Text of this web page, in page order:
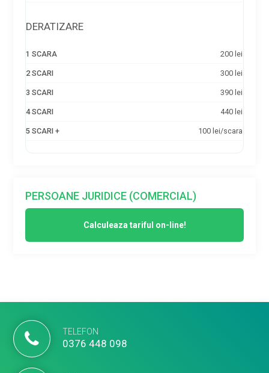
DERATIZARE
1
2
200 lei
300 lei
390 lei
440 lei
100 lei/scara
PERSOANE JURIDICE (COMERCIAL)
Calculeaza tariful on-line!
TELEFON
0376 448 098